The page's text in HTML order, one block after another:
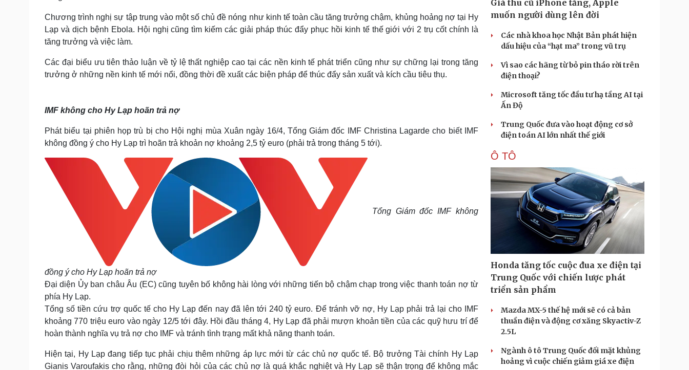
Dinh dưỡng - món ngon
Cây thuốc
Sản phụ khoa
Nam khoa
Làm đẹp - giảm cân
Nhà đẹp
Blog
Sân khấu - Điện ảnh
Văn học
Nghệ sĩ
Thời trang
Tư vấn
Săn Tour
Podcast
Câu chuyện thời sự
Đọc truyện đêm khuya
Cửa sổ tình yêu
Hạt giống tâm hồn
Cải chính
Chương trình nghị sự tập trung vào một số chủ đề nóng như kinh tế toàn cầu tăng trưởng chậm, khủng hoảng nợ tại Hy
Lạp và dịch bệnh Ebola. Hội nghị cũng tìm kiếm các giải pháp thúc đẩy phục hồi kinh tế thế giới với 2 trụ cốt chính là
tăng trưởng và việc làm.
Các đại biểu ưu tiên thảo luận về tỷ lệ thất nghiệp cao tại các nền kinh tế phát triển cũng như sự chững lại trong tăng
trưởng ở những nền kinh tế mới nổi, đồng thời đề xuất các biện pháp để thúc đẩy sản xuất và kích cầu tiêu thụ.
IMF không cho Hy Lạp hoãn trả nợ
Phát biểu tại phiên họp trù bị cho Hội nghị mùa Xuân ngày 16/4, Tổng Giám đốc IMF Christina Lagarde cho biết IMF
không đồng ý cho Hy Lạp trì hoãn trả khoản nợ khoảng 2,5 tỷ euro (phải trả trong tháng 5 tới).
Tổng Giám đốc IMF không
đồng ý cho Hy Lạp hoãn trả nợ
Đại diện Ủy ban châu Âu (EC) cũng tuyên bố không hài lòng với những tiến bộ chậm chạp trong việc thanh toán nợ từ
phía Hy Lạp.
Tổng số tiền cứu trợ quốc tế cho Hy Lạp đến nay đã lên tới 240 tỷ euro. Để tránh vỡ nợ, Hy Lạp phải trả lại cho IMF
khoảng 770 triệu euro vào ngày 12/5 tới đây. Hồi đầu tháng 4, Hy Lạp đã phải mượn khoản tiền của các quỹ hưu trí để
hoàn thành nghĩa vụ trả nợ cho IMF và tránh tình trạng mất khả năng thanh toán.
Hiện tại, Hy Lạp đang tiếp tục phải chịu thêm những áp lực mới từ các chủ nợ quốc tế. Bộ trưởng Tài chính Hy Lạp
Gianis Varoufakis cho rằng, những đòi hỏi của các chủ nợ là quá khắc nghiệt và Hy Lạp sẽ thận trọng để không mắc
Giá thu cũ iPhone tăng, Apple
muốn người dùng lên đời
Các nhà khoa học Nhật Bản phát hiện
dấu hiệu của “hạt ma” trong vũ trụ
Vì sao các hãng từ bỏ pin tháo rời trên
điện thoại?
Microsoft tăng tốc đầu tư hạ tầng AI tại
Ấn Độ
Trung Quốc đưa vào hoạt động cơ sở
điện toán AI lớn nhất thế giới
Ô TÔ
Honda tăng tốc cuộc đua xe điện tại
Trung Quốc với chiến lược phát
triển sản phẩm
Mazda MX-5 thế hệ mới sẽ có cả bản
thuần điện và động cơ xăng Skyactiv-Z
2.5L
Ngành ô tô Trung Quốc đối mặt khủng
hoảng vì cuộc chiến giảm giá xe điện